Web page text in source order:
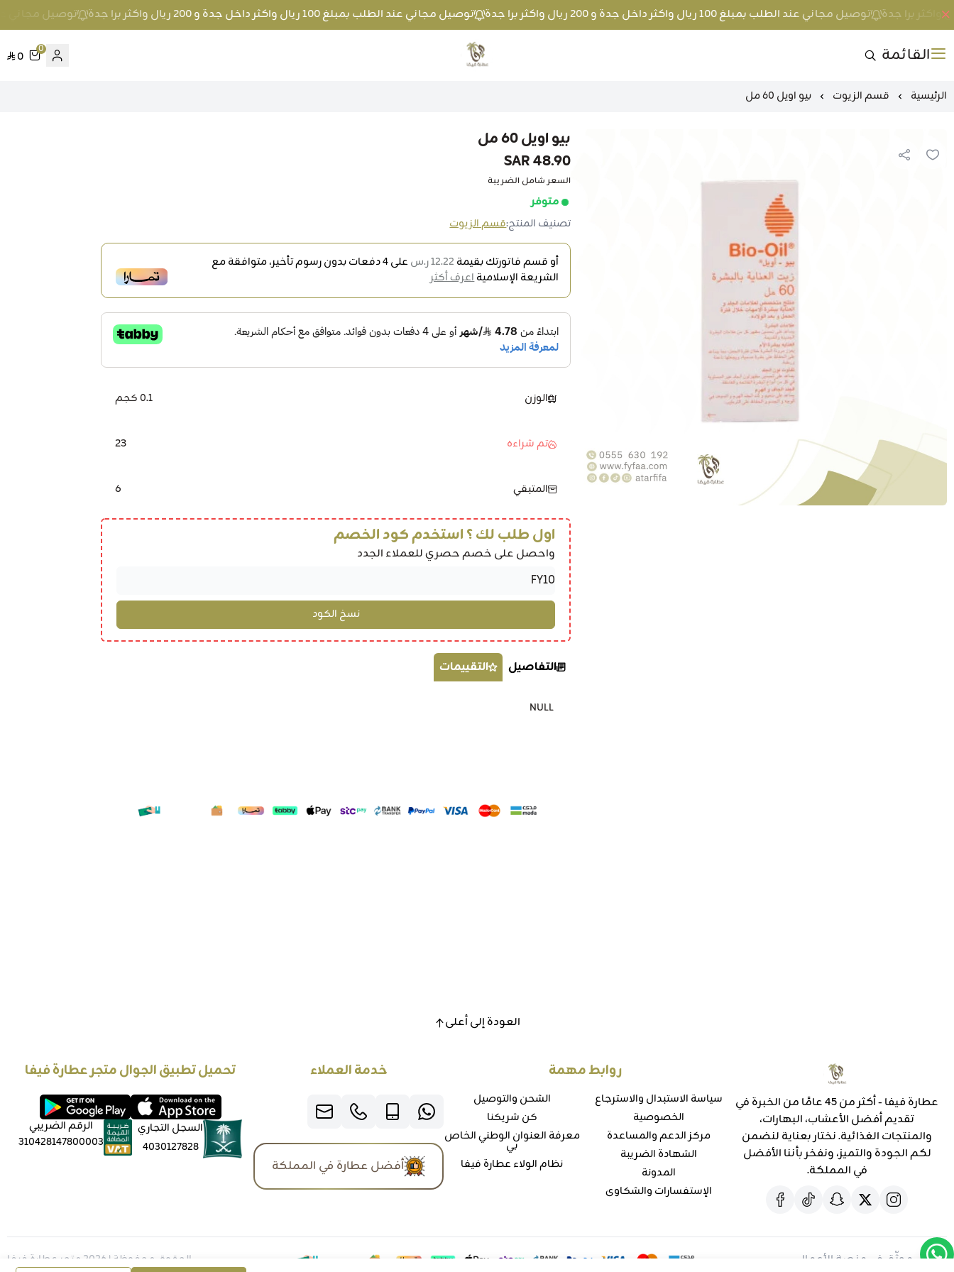
توصيل مجاني عند الطلب بمبلغ 100 ريال واكثر داخل جدة و 200 ريال واكثر برا جدة توصيل مجاني عند الطلب بمبلغ 100 ريال واكثر داخل جدة و 200 ريال واكثر برا جدة توصيل مجاني عند الطلب بمبلغ 100 ريال
القائمة متجر عطارة فيفا
0
0
الرئيسية قسم الزيوت بيو اويل 60 مل
بيو اويل 60 مل
48.90 SAR
السعر شامل الضريبة
متوفر
تصنيف المنتج:قسم الزيوت
أو قسم فاتورتك بقيمة 12.22 ر.س على4دفعات بدون رسوم تأخير، متوافقة مع
الشريعة الإسلاميةاعرف أكثر
الوزن 0.1 كجم
تم شراءه 23
المتبقي 6
اول طلب لك ؟ استخدم كود الخصم
واحصل على خصم حصري للعملاء الجدد
التفاصيل التقييمات
NULL
العودة إلى أعلى
عطارة فيفا - أكثر من 45 عامًا من الخبرة في
تقديم أفضل الأعشاب، البهارات،
والمنتجات الغذائية. نختار بعناية لنضمن
لكم الجودة والتميز، ونفخر بأننا الأفضل
في المملكة.
روابط مهمة
سياسة الاستبدال والاسترجاع
الخصوصية
مركز الدعم والمساعدة
الشهادة الضريبة
المدونة
الإستفسارات والشكاوي
الشحن والتوصيل
كن شريكنا
معرفة العنوان الوطني الخاص
بي
نظام الولاء عطارة فيفا
خدمة العملاء
أفضل عطارة في المملكة
تحميل تطبيق الجوال متجر عطارة فيفا
السجل التجاري
4030127828
الرقم الضريبي
310428147800003
موثّق في منصة الأعمال الحقوق محفوظة | 2026 متجر عطارة فيفا